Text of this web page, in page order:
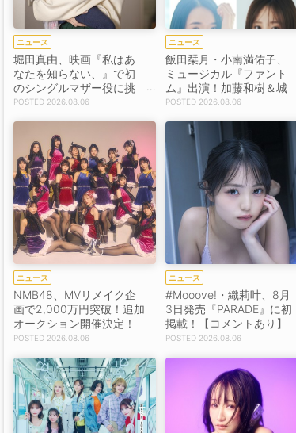
ニュース
堀田真由、映画『私はあ
なたを知らない、』で初
のシングルマザー役に挑
戦！場面カットを解禁！
2026.08.06
ニュース
飯田栞月・小南満佑子、
ミュージカル『ファント
ム』出演！加藤和樹＆城
田優も続投【コメントあ
2026.08.06
ニュース
NMB48、MVリメイク企
画で2,000万円突破！追加
オークション開催決定！
2026.08.06
ニュース
#Mooove!・織莉叶、8月
3日発売『PARADE』に初
掲載！【コメントあり】
2026.08.06